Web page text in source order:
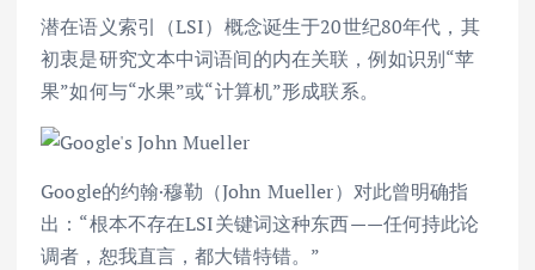
潜在语义索引（LSI）概念诞生于20世纪80年代，其
初衷是研究文本中词语间的内在关联，例如识别“苹
果”如何与“水果”或“计算机”形成联系。
Google的约翰·穆勒（John Mueller）对此曾明确指
出：“根本不存在LSI关键词这种东西——任何持此论
调者，恕我直言，都大错特错。”